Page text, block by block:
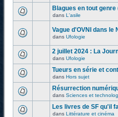
Blagues en tout
dans L'asile
Vague d'OVNI dans le
dans Ufologie
2 juillet 2024 : La
dans Ufologie
Tueurs en série et
dans Hors sujet
Résurrection
dans Sciences et
Les livres de SF qu'il
dans Littérature et cinéma